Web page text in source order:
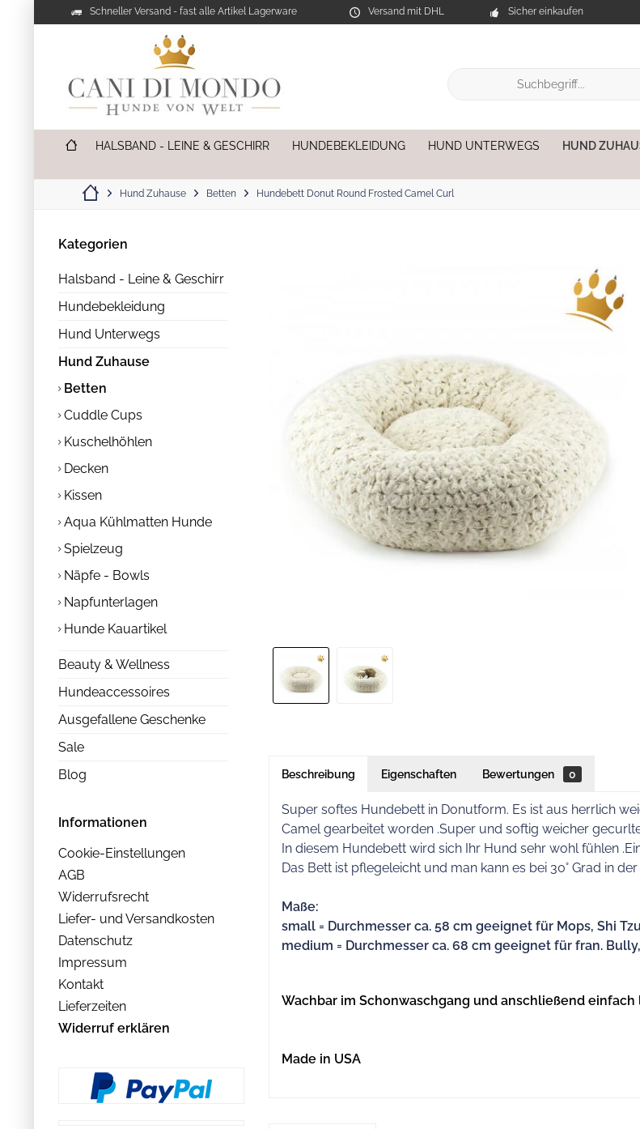
Schneller Versand - fast alle Artikel Lagerware Versand mit DHL Sicher einkaufen
HALSBAND - LEINE & GESCHIRR HUNDEBEKLEIDUNG HUND UNTERWEGS HUND
Hund Zuhause Betten Hundebett Donut Round Frosted Camel Curl
Kategorien
Halsband - Leine & Geschirr
Hundebekleidung
Hund Unterwegs
Hund Zuhause
Betten
Cuddle Cups
Kuschelhöhlen
Decken
Kissen
Aqua Kühlmatten Hunde
Spielzeug
Näpfe - Bowls
Napfunterlagen
Hunde Kauartikel
Beauty & Wellness
Hundeaccessoires
Ausgefallene Geschenke
Sale
Blog
Informationen
Cookie-Einstellungen
AGB
Widerrufsrecht
Liefer- und Versandkosten
Datenschutz
Impressum
Kontakt
Lieferzeiten
Widerruf erklären
Beschreibung Eigenschaften Bewertungen 0
Super softes Hundebett in Donutform. Es ist aus herrlich
Camel gearbeitet worden .Super und softig weicher
In diesem Hundebett wird sich Ihr Hund sehr wohl fühlen
Das Bett ist pflegeleicht und man kann es bei 30° Grad in
Maße:
small = Durchmesser ca. 58 cm geeignet für Mops, Shi
medium = Durchmesser ca. 68 cm geeignet für fran.
Wachbar im Schonwaschgang und anschließend
Made in USA